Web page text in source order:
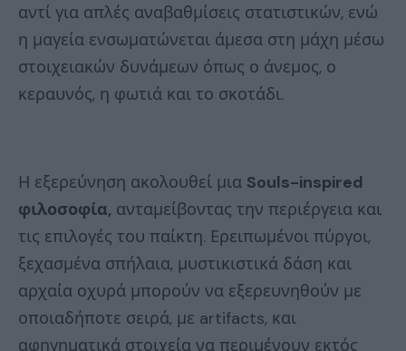
αντί για απλές αναβαθμίσεις στατιστικών, ενώ
η μαγεία ενσωματώνεται άμεσα στη μάχη μέσω
στοιχειακών δυνάμεων όπως ο άνεμος, ο
κεραυνός, η φωτιά και το σκοτάδι.
Η εξερεύνηση ακολουθεί μια Souls-inspired
φιλοσοφία, ανταμείβοντας την περιέργεια και
τις επιλογές του παίκτη. Ερειπωμένοι πύργοι,
ξεχασμένα σπήλαια, μυστικιστικά δάση και
αρχαία οχυρά μπορούν να εξερευνηθούν με
οποιαδήποτε σειρά, με artifacts, και
αφηγηματικά στοιχεία να περιμένουν εκτός